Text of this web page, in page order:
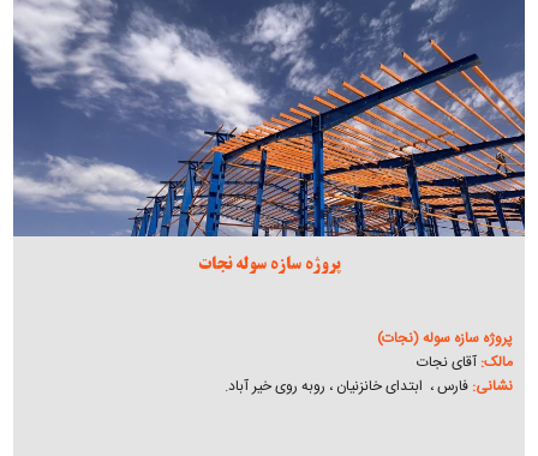
پروژه سازه سوله نجات
پروژه سازه سوله (نجات)
مالک:آقای نجات
نشانی:فارس ، ابتدای خانزنیان ، روبه روی خیر آباد.